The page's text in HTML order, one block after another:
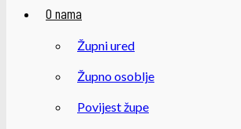
O nama
Župni ured
Župno osoblje
Povijest župe